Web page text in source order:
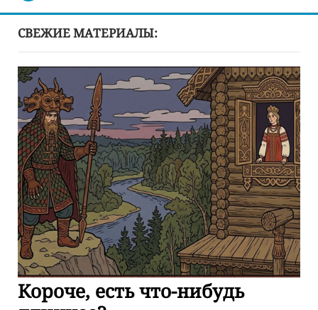
СВЕЖИЕ МАТЕРИАЛЫ:
Короче, есть что-нибудь